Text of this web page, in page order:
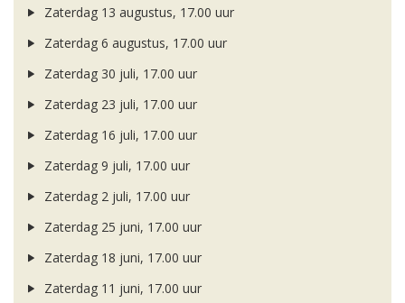
Zaterdag 13 augustus, 17.00 uur
Zaterdag 6 augustus, 17.00 uur
Zaterdag 30 juli, 17.00 uur
Zaterdag 23 juli, 17.00 uur
Zaterdag 16 juli, 17.00 uur
Zaterdag 9 juli, 17.00 uur
Zaterdag 2 juli, 17.00 uur
Zaterdag 25 juni, 17.00 uur
Zaterdag 18 juni, 17.00 uur
Zaterdag 11 juni, 17.00 uur